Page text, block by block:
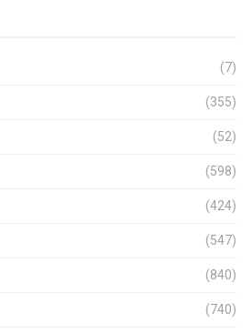
(7)
(355)
(52)
(598)
(424)
(547)
(840)
(740)